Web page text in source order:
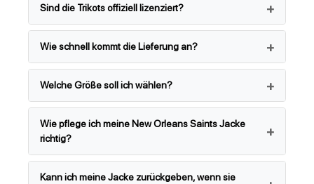
Sind die Trikots offiziell lizenziert?
Wie schnell kommt die Lieferung an?
Welche Größe soll ich wählen?
Wie pflege ich meine New Orleans Saints Jacke
richtig?
Kann ich meine Jacke zurückgeben, wenn sie